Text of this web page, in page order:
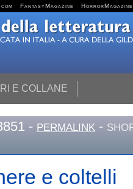
FantasyMagazine HorrorMagazine
E COLLANE
- PERMALINK -
e coltelli